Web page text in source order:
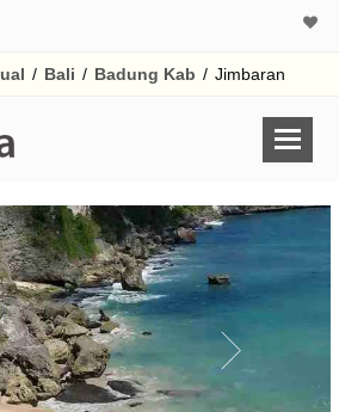
/ Bali / Badung Kab / Jimbaran
Untuk hasil simulasi
pada kotak-